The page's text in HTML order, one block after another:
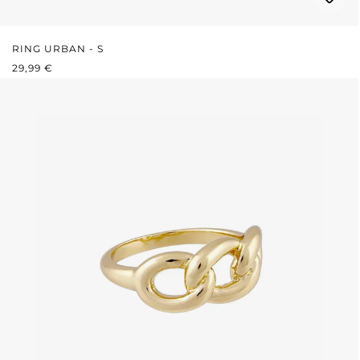
RING URBAN - S
REGULÄRER PREIS:
29,99 €